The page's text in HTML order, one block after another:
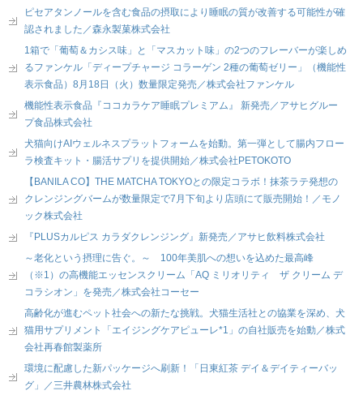
ピセアタンノールを含む食品の摂取により睡眠の質が改善する可能性が確
認されました／森永製菓株式会社
1箱で「葡萄＆カシス味」と「マスカット味」の2つのフレーバーが楽しめ
るファンケル「ディープチャージ コラーゲン 2種の葡萄ゼリー」（機能性
表示食品）8月18日（火）数量限定発売／株式会社ファンケル
機能性表示食品『ココカラケア睡眠プレミアム』 新発売／アサヒグルー
プ食品株式会社
犬猫向けAIウェルネスプラットフォームを始動。第一弾として腸内フロー
ラ検査キット・腸活サプリを提供開始／株式会社PETOKOTO
【BANILA CO】THE MATCHA TOKYOとの限定コラボ！抹茶ラテ発想の
クレンジングバームが数量限定で7月下旬より店頭にて販売開始！／モノ
ック株式会社
『PLUSカルピス カラダクレンジング』新発売／アサヒ飲料株式会社
～老化という摂理に告ぐ。～ 100年美肌への想いを込めた最高峰
（※1）の高機能エッセンスクリーム「AQ ミリオリティ ザ クリーム デ
コラシオン」を発売／株式会社コーセー
高齢化が進むペット社会への新たな挑戦。犬猫生活社との協業を深め、犬
猫用サプリメント「エイジングケアピューレ*1」の自社販売を始動／株式
会社再春館製薬所
環境に配慮した新パッケージへ刷新！「日東紅茶 デイ＆デイティーバッ
グ」／三井農林株式会社